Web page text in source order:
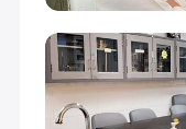
26,000
26,000
26,000
26,000